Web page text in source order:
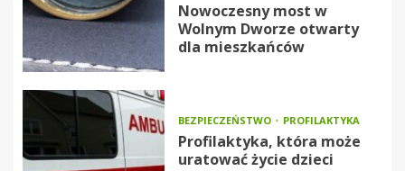
Nowoczesny most w
Wolnym Dworze otwarty
dla mieszkańców
BEZPIECZEŃSTWO PROFILAKTYKA
Profilaktyka, która może
uratować życie dzieci